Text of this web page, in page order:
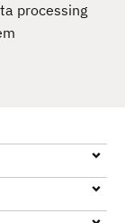
processing